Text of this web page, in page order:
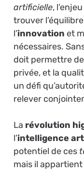
artificielle,
trouver
l’innovation et
nécessaires.
doit permettre
privée, et la
un défi
relever
La révolution
l’intelligence
potentiel de ces
mais il